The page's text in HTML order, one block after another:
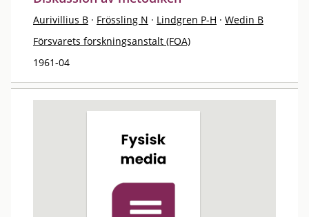
Aurivillius B · Frössling N · Lindgren P-H · Wedin B
Försvarets forskningsanstalt (FOA)
1961-04